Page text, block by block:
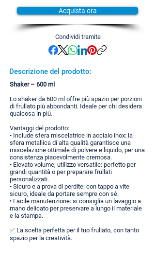
Acquista ora
Condividi tramite
Descrizione del prodotto:
Shaker – 600 ml
Lo shaker da 600 ml offre più spazio per porzioni
di frullato più abbondanti. Ideale per chi desidera
qualcosa in più.
Vantaggi del prodotto:
• Include sfera miscelatrice in acciaio inox: la
sfera metallica di alta qualità garantisce una
miscelazione ottimale di polvere e liquido, per una
consistenza piacevolmente cremosa.
• Elevato volume, utilizzo versatile: perfetto per
grandi quantità o per preparare frullati
personalizzati.
• Sicuro e a prova di perdite: con tappo a vite
sicuro, ideale da portare sempre con sé.
• Facile manutenzione: si consiglia un lavaggio a
mano delicato per preservare a lungo il materiale
e la stampa.
✅ La scelta perfetta per il tuo frullato, con tanto
spazio per la creatività.